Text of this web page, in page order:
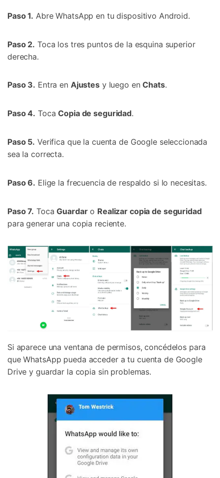
Paso 1. Abre WhatsApp en tu dispositivo Android.
Paso 2. Toca los tres puntos de la esquina superior
derecha.
Paso 3. Entra en Ajustesy luego enChats.
Paso 4. TocaCopia de seguridad.
Paso 5. Verifica que la cuenta de Google seleccionada
sea la correcta.
Paso 6. Elige la frecuencia de respaldo si lo necesitas.
Paso 7. TocaGuardaro Realizar copia de seguridad
para generar una copia reciente.
Si aparece una ventana de permisos, concédelos para
que WhatsApp pueda acceder a tu cuenta de Google
Drive y guardar la copia sin problemas.